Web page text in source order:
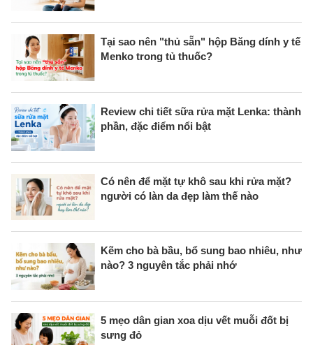
Tại sao nên "thủ sẵn" hộp Băng dính y tế
Menko trong tủ thuốc?
Review chi tiết sữa rửa mặt Lenka: thành
phần, đặc điểm nổi bật
Có nên để mặt tự khô sau khi rửa mặt?
người có làn da đẹp làm thế nào
Kẽm cho bà bầu, bổ sung bao nhiêu, như
nào? 3 nguyên tắc phải nhớ
5 mẹo dân gian xoa dịu vết muỗi đốt bị
sưng đỏ